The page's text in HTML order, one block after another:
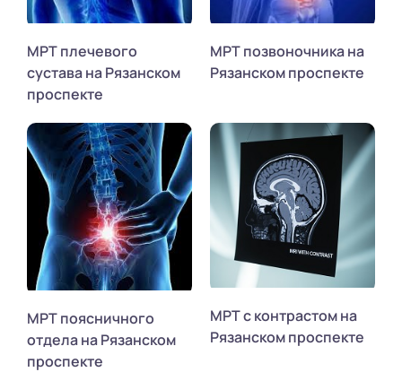
МРТ плечевого
сустава на Рязанском
проспекте
МРТ позвоночника на
Рязанском проспекте
МРТ поясничного
отдела на Рязанском
проспекте
МРТ с контрастом на
Рязанском проспекте